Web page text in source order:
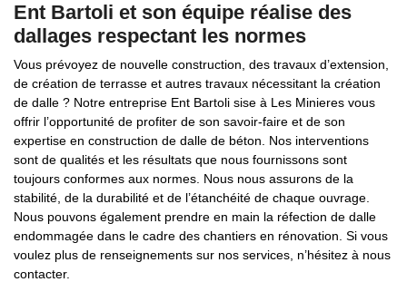
Ent Bartoli et son équipe réalise des
dallages respectant les normes
Vous prévoyez de nouvelle construction, des travaux d’extension,
de création de terrasse et autres travaux nécessitant la création
de dalle ? Notre entreprise Ent Bartoli sise à Les Minieres vous
offrir l’opportunité de profiter de son savoir-faire et de son
expertise en construction de dalle de béton. Nos interventions
sont de qualités et les résultats que nous fournissons sont
toujours conformes aux normes. Nous nous assurons de la
stabilité, de la durabilité et de l’étanchéité de chaque ouvrage.
Nous pouvons également prendre en main la réfection de dalle
endommagée dans le cadre des chantiers en rénovation. Si vous
voulez plus de renseignements sur nos services, n’hésitez à nous
contacter.